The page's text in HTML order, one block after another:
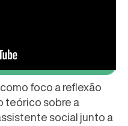
foco a reflexão
teórico sobre a
social junto a